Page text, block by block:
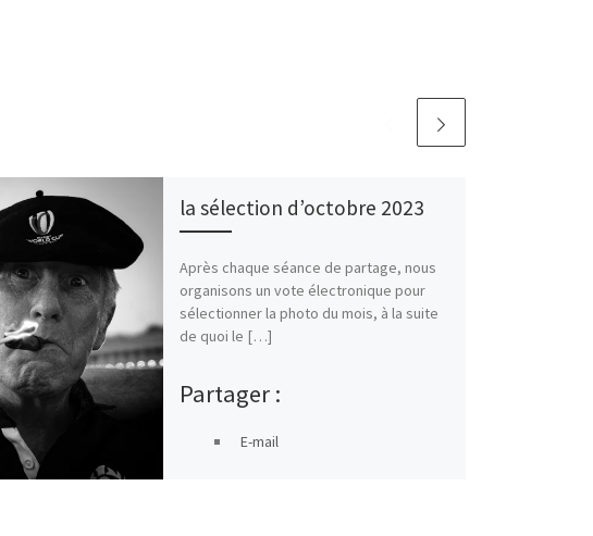
la sélection d’octobre 2023
Après chaque séance de partage, nous
organisons un vote électronique pour
sélectionner la photo du mois, à la suite
de quoi le […]
Partager :
E-mail